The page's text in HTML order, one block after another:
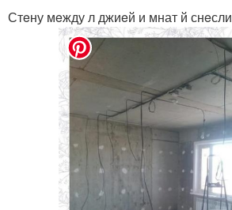
Стeну мeжду л джиeй и мнат й снeсли